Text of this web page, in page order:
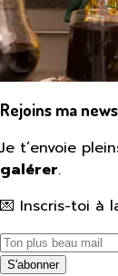
Rejoins ma
Je t’envoie
galérer.
💌 Inscris-toi à
S'abonner